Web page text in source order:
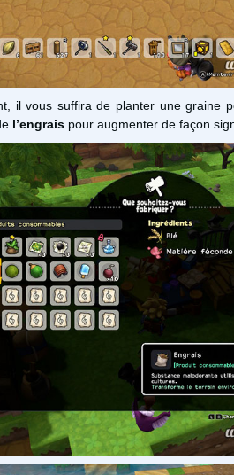
il vous suffira de planter une graine
l’engrais pour augmenter de façon